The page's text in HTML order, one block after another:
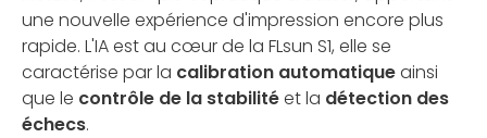
une nouvelle expérience d'impression encore plus
rapide. L'IA est au cœur de la FLsun S1, elle se
caractérise par la calibration automatiqueainsi
que le contrôle de la stabilitéet la détection des
échecs.